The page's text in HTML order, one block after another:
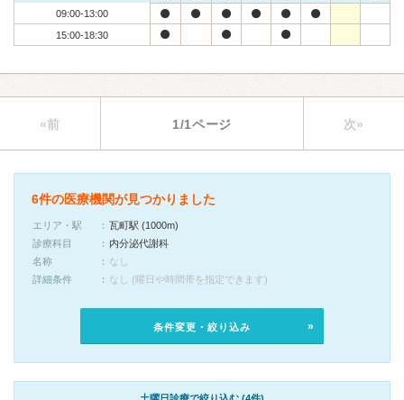
09:00-13:00
15:00-18:30
«前 1/1ページ 次»
6件の医療機関が見つかりました
エリア・駅
瓦町駅 (1000m)
診療科目
内分泌代謝科
名称
なし
詳細条件
なし (曜日や時間帯を指定できます)
条件変更・絞り込み